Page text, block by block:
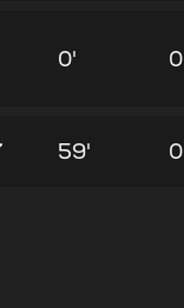
0' 0
59' 0